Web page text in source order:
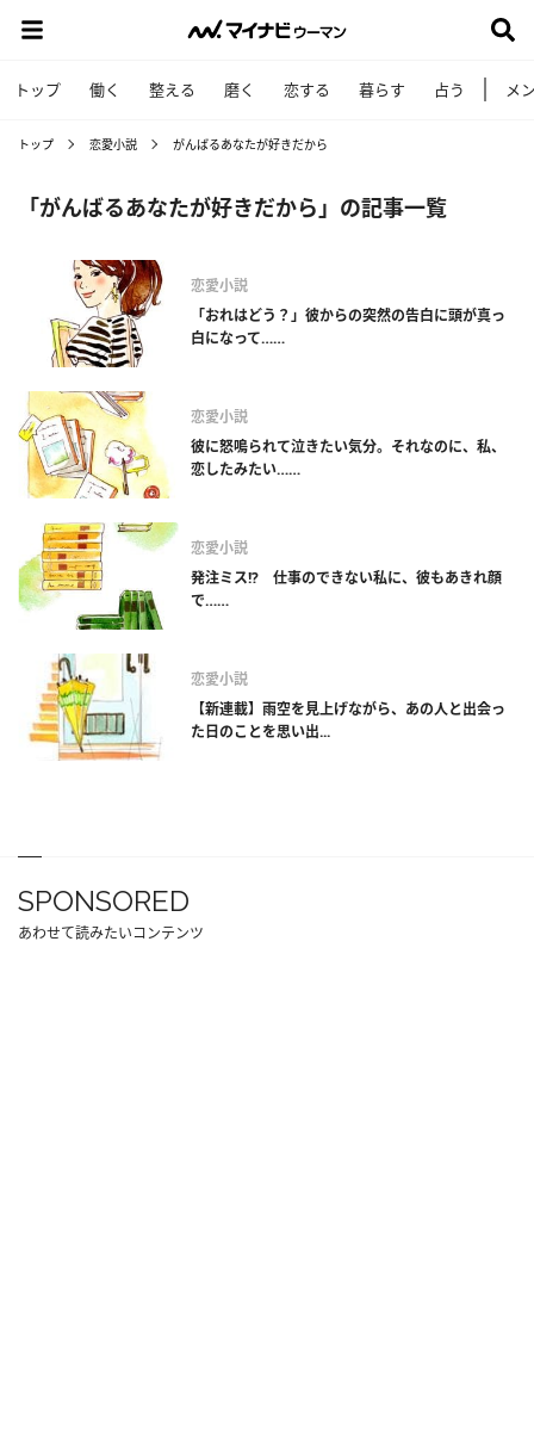
トップ 働く 整える 磨く 恋する 暮らす 占う メ
トップ 恋愛小説 がんばるあなたが好きだから
「がんばるあなたが好きだから」の記事一覧
恋愛小説
「おれはどう？」彼からの突然の告白に頭が真っ
白になって……
恋愛小説
彼に怒鳴られて泣きたい気分。それなのに、私、
恋したみたい……
恋愛小説
発注ミス!? 仕事のできない私に、彼もあきれ顔
で……
恋愛小説
【新連載】雨空を見上げながら、あの人と出会っ
た日のことを思い出...
SPONSORED
あわせて読みたいコンテンツ